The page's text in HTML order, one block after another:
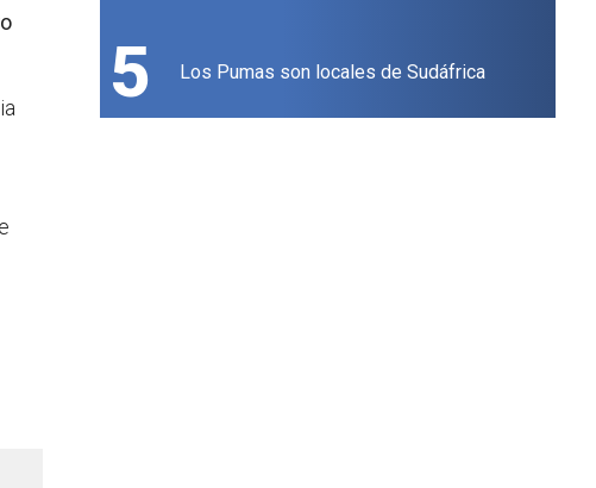
5 Los Pumas son locales de Sudáfrica